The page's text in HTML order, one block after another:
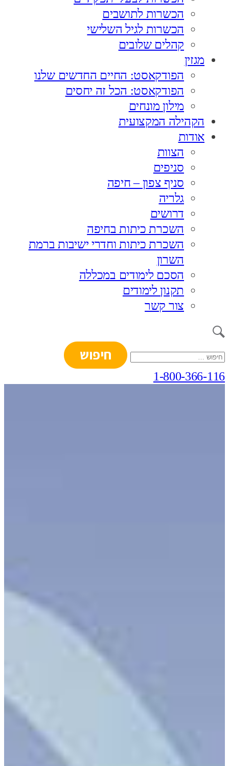
הכשרות לתושבים
הכשרות לגיל השלישי
קהלים שלובים
מגזין
הפודקאסט: החיים החדשים שלנו
הפודקאסט: הכל זה יחסים
מילון מונחים
הקהילה המקצועית
אודות
הצוות
סניפים
סניף צפון – חיפה
גלריה
דרושים
השכרת כיתות בחיפה
השכרת כיתות וחדרי ישיבות ברמת
השרון
הסכם לימודים במכללה
תקנון לימודים
צור קשר
חיפוש:
1-800-366-116